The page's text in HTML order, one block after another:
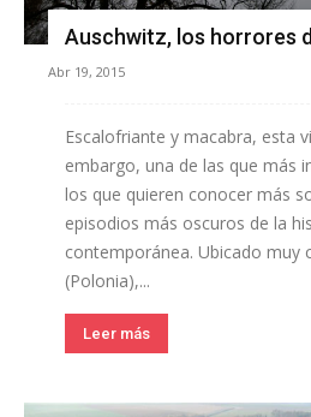
Auschwitz, los horrores
Abr 19, 2015
Escalofriante y macabra, esta
embargo, una de las que más
los que quieren conocer más
episodios más oscuros de la
contemporánea. Ubicado muy
(Polonia),...
Leer más